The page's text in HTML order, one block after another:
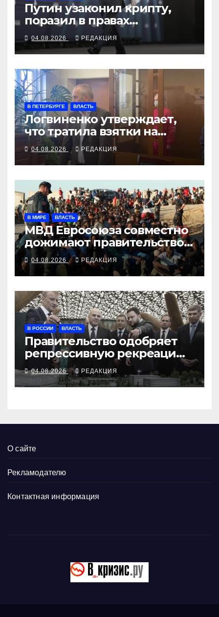
Путин узаконил крипту,
поразил в правах
релокантов, расширил
возможности депортаций
и сделал героем
Ковальчука-старшего
04.08.2026 РЕДАКЦИЯ
В ПЕТЕРБУРГЕ ВЛАСТЬ
Логвиненко утверждает,
что тратила взятки на
нужды района
04.08.2026 РЕДАКЦИЯ
В МИРЕ ВЛАСТЬ
МВД Евросоюза совместно
дожимают правительство
Испании
04.08.2026 РЕДАКЦИЯ
В РОССИИ ВЛАСТЬ
Правительство одобряет
репрессивную рекреацию
алтайских властей
04.08.2026 РЕДАКЦИЯ
О сайте
Рекламодателю
Контактная информация